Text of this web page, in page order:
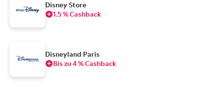
Disney Store
1.5 % Cashback
Disneyland Paris
Bis zu 4 % Cashback